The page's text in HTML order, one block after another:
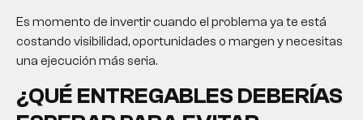
Es momento de invertir cuando el problema ya te está
costando visibilidad, oportunidades o margen y necesitas
una ejecución más seria.
¿QUÉ ENTREGABLES DEBERÍAS